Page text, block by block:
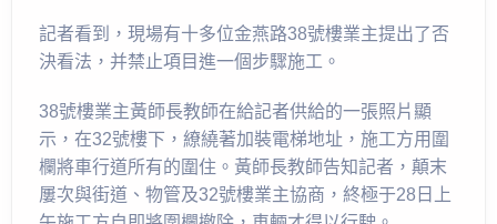
記者看到，現場有十多位金燕路38號樓業主提出了否
決看法，并禁止項目進一個步驟施工。
38號樓業主黃師長教師在給記者供給的一張照片顯
示，在32號樓下，繚繞著加裝電梯地址，施工方用圍
欄將車行道所有的圍住。黃師長教師告知記者，顛末
屢次與街道、物管及32號樓業主協商，終極于28日上